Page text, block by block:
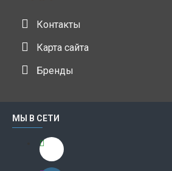
Контакты
Карта сайта
Бренды
МЫ В СЕТИ